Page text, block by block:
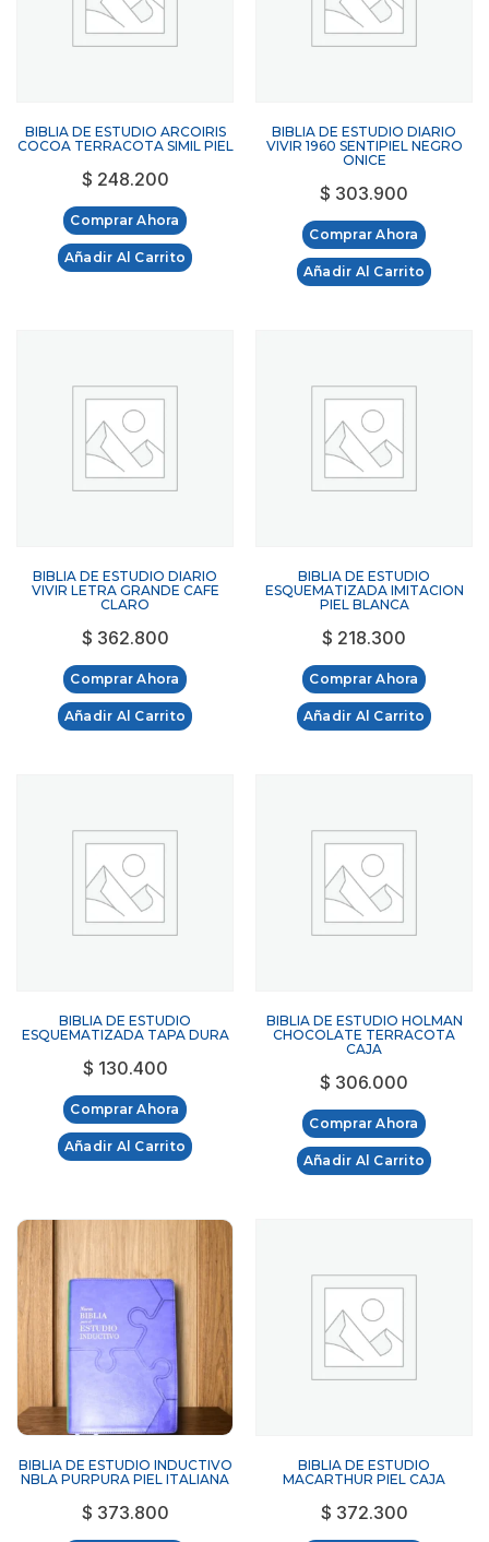
BIBLIA DE ESTUDIO ARCOIRIS
COCOA TERRACOTA SIMIL PIEL
$ 248.200
Comprar Ahora
Añadir Al Carrito
BIBLIA DE ESTUDIO DIARIO
VIVIR 1960 SENTIPIEL NEGRO
ONICE
$ 303.900
Comprar Ahora
Añadir Al Carrito
BIBLIA DE ESTUDIO DIARIO
VIVIR LETRA GRANDE CAFE
CLARO
$ 362.800
Comprar Ahora
Añadir Al Carrito
BIBLIA DE ESTUDIO
ESQUEMATIZADA IMITACION
PIEL BLANCA
$ 218.300
Comprar Ahora
Añadir Al Carrito
BIBLIA DE ESTUDIO
ESQUEMATIZADA TAPA DURA
$ 130.400
Comprar Ahora
Añadir Al Carrito
BIBLIA DE ESTUDIO HOLMAN
CHOCOLATE TERRACOTA
CAJA
$ 306.000
Comprar Ahora
Añadir Al Carrito
BIBLIA DE ESTUDIO INDUCTIVO
NBLA PURPURA PIEL ITALIANA
$ 373.800
BIBLIA DE ESTUDIO
MACARTHUR PIEL CAJA
$ 372.300